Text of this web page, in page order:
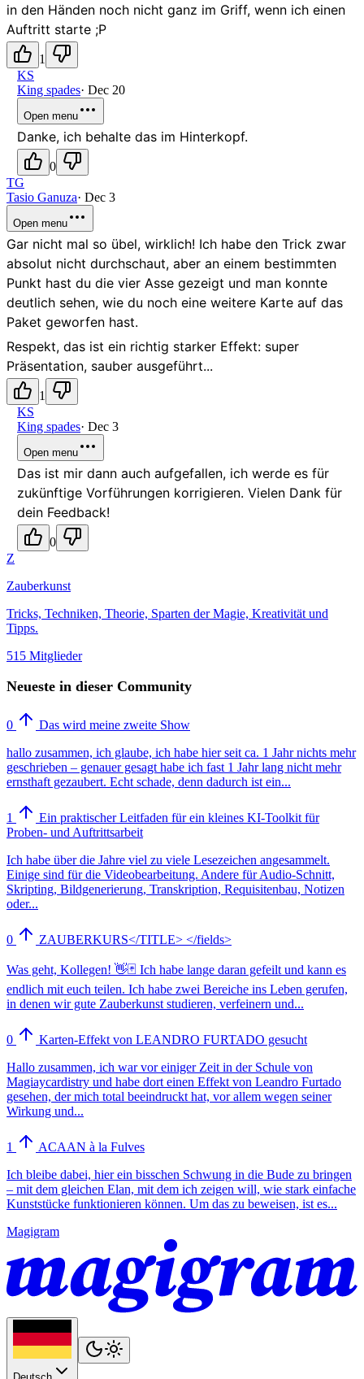
in den Händen noch nicht ganz im Griff, wenn ich einen
Auftritt starte ;P
1
KS
King spades· Dec 20
Open menu
Danke, ich behalte das im Hinterkopf.
0
TG
Tasio Ganuza· Dec 3
Open menu
Gar nicht mal so übel, wirklich! Ich habe den Trick zwar
absolut nicht durchschaut, aber an einem bestimmten
Punkt hast du die vier Asse gezeigt und man konnte
deutlich sehen, wie du noch eine weitere Karte auf das
Paket geworfen hast.
Respekt, das ist ein richtig starker Effekt: super
Präsentation, sauber ausgeführt...
1
KS
King spades· Dec 3
Open menu
Das ist mir dann auch aufgefallen, ich werde es für
zukünftige Vorführungen korrigieren. Vielen Dank für
dein Feedback!
0
Z
Zauberkunst
Tricks, Techniken, Theorie, Sparten der Magie, Kreativität und
Tipps.
515 Mitglieder
Neueste in dieser Community
0
Das wird meine zweite Show
hallo zusammen, ich glaube, ich habe hier seit ca. 1 Jahr nichts mehr
geschrieben – genauer gesagt habe ich fast 1 Jahr lang nicht mehr
ernsthaft gezaubert. Echt schade, denn dadurch ist ein...
1
Ein praktischer Leitfaden für ein kleines KI-Toolkit für
Proben- und Auftrittsarbeit
Ich habe über die Jahre viel zu viele Lesezeichen angesammelt.
Einige sind für die Videobearbeitung. Andere für Audio-Schnitt,
Skripting, Bildgenerierung, Transkription, Requisitenbau, Notizen
oder...
0 ZAUBERKURS</TITLE> </fields>
Was geht, Kollegen! 👋🃏 Ich habe lange daran gefeilt und kann es
endlich mit euch teilen. Ich habe zwei Bereiche ins Leben gerufen,
in denen wir gute Zauberkunst studieren, verfeinern und...
0
Karten-Effekt von LEANDRO FURTADO gesucht
Hallo zusammen, ich war vor einiger Zeit in der Schule von
Magiaycardistry und habe dort einen Effekt von Leandro Furtado
gesehen, der mich total beeindruckt hat, vor allem wegen seiner
Wirkung und...
1
ACAAN à la Fulves
Ich bleibe dabei, hier ein bisschen Schwung in die Bude zu bringen
– mit dem gleichen Elan, mit dem ich zeigen will, wie stark einfache
Kunststücke funktionieren können. Um das zu beweisen, ist es...
Magigram